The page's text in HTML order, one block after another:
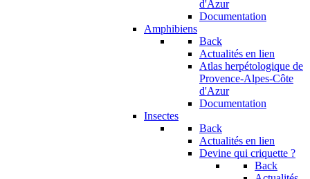
d'Azur
Documentation
Amphibiens
Back
Actualités en lien
Atlas herpétologique de
Provence-Alpes-Côte
d'Azur
Documentation
Insectes
Back
Actualités en lien
Devine qui criquette ?
Back